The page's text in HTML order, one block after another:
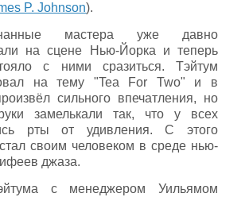
P. Johnson).
мастера уже давно
на сцене Нью-Йорка и теперь
с ними сразиться. Тэйтум
на тему "Tea For Two" и в
сильного впечатления, но
замелькали так, что у всех
рты от удивления. С этого
своим человеком в среде нью-
джаза.
с менеджером Уильямом